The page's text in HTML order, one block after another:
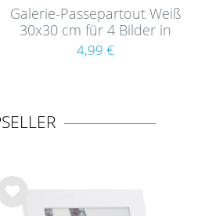
Galerie-Passepartout Weiß
30x30 cm für 4 Bilder in
10x15 cm
4,99 €
Wu